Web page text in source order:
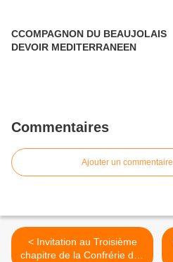
CCOMPAGNON DU BEAUJOLAIS
DEVOIR MEDITERRANEEN
Commentaires
Ajouter un commentaire
< Invitation au Troisième
chapitre de la Confrérie des